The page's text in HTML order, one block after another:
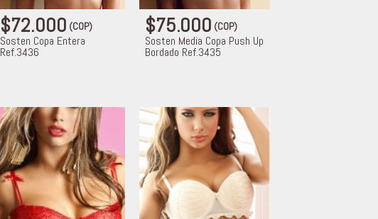
$72.000(COP)
Sosten Copa Entera
Ref.3436
$75.000(COP)
Sosten Media Copa Push Up
Bordado Ref.3435